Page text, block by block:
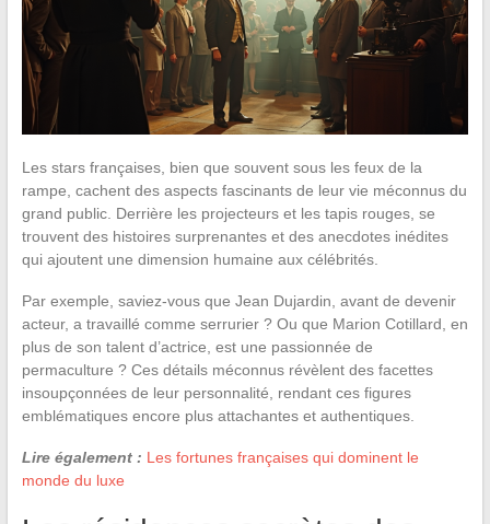
Les stars françaises, bien que souvent sous les feux de la
rampe, cachent des aspects fascinants de leur vie méconnus du
grand public. Derrière les projecteurs et les tapis rouges, se
trouvent des histoires surprenantes et des anecdotes inédites
qui ajoutent une dimension humaine aux célébrités.
Par exemple, saviez-vous que Jean Dujardin, avant de devenir
acteur, a travaillé comme serrurier ? Ou que Marion Cotillard, en
plus de son talent d’actrice, est une passionnée de
permaculture ? Ces détails méconnus révèlent des facettes
insoupçonnées de leur personnalité, rendant ces figures
emblématiques encore plus attachantes et authentiques.
Lire également : Les fortunes françaises qui dominent le
monde du luxe